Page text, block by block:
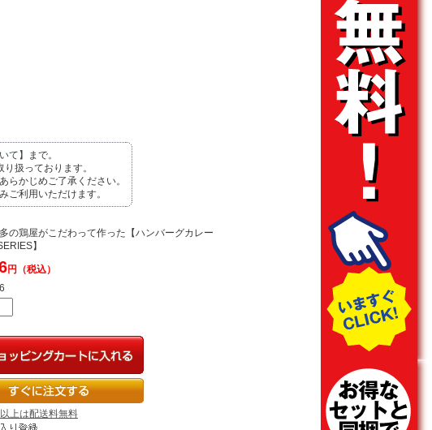
て】
まで。
扱っております。
かじめご了承ください。
利用いただけます。
の鶏屋がこだわって作った【ハンバーグカレー
】
円（税込）
6
上は配送料無料